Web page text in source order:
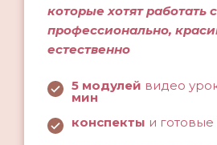
которые хотят работать
профессионально,
естественно
5 модулей видео
мин
конспекты и готовые